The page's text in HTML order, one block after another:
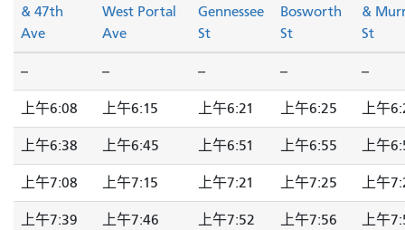
& 47th
Ave
West Portal
Ave
Gennessee
St
Bosworth
St
&
St
-- -- -- -- --
上午6:08 上午6:15 上午6:21 上午6:25 上午
上午6:38 上午6:45 上午6:51 上午6:55 上午
上午7:08 上午7:15 上午7:21 上午7:25 上午
上午7:39 上午7:46 上午7:52 上午7:56 上午